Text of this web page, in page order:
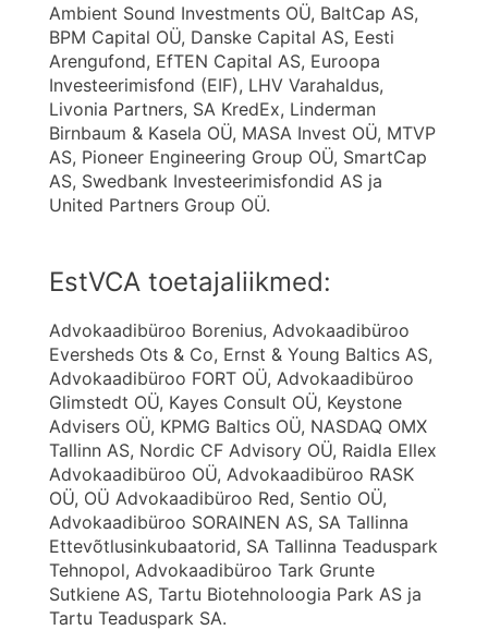
Ambient Sound Investments OÜ, BaltCap AS,
BPM Capital OÜ, Danske Capital AS, Eesti
Arengufond, EfTEN Capital AS, Euroopa
Investeerimisfond (EIF), LHV Varahaldus,
Livonia Partners, SA KredEx, Linderman
Birnbaum & Kasela OÜ, MASA Invest OÜ, MTVP
AS, Pioneer Engineering Group OÜ, SmartCap
AS, Swedbank Investeerimisfondid AS ja
United Partners Group OÜ.
EstVCA toetajaliikmed:
Advokaadibüroo Borenius, Advokaadibüroo
Eversheds Ots & Co, Ernst & Young Baltics AS,
Advokaadibüroo FORT OÜ, Advokaadibüroo
Glimstedt OÜ, Kayes Consult OÜ, Keystone
Advisers OÜ, KPMG Baltics OÜ, NASDAQ OMX
Tallinn AS, Nordic CF Advisory OÜ, Raidla Ellex
Advokaadibüroo OÜ, Advokaadibüroo RASK
OÜ, OÜ Advokaadibüroo Red, Sentio OÜ,
Advokaadibüroo SORAINEN AS, SA Tallinna
Ettevõtlusinkubaatorid, SA Tallinna Teaduspark
Tehnopol, Advokaadibüroo Tark Grunte
Sutkiene AS, Tartu Biotehnoloogia Park AS ja
Tartu Teaduspark SA.